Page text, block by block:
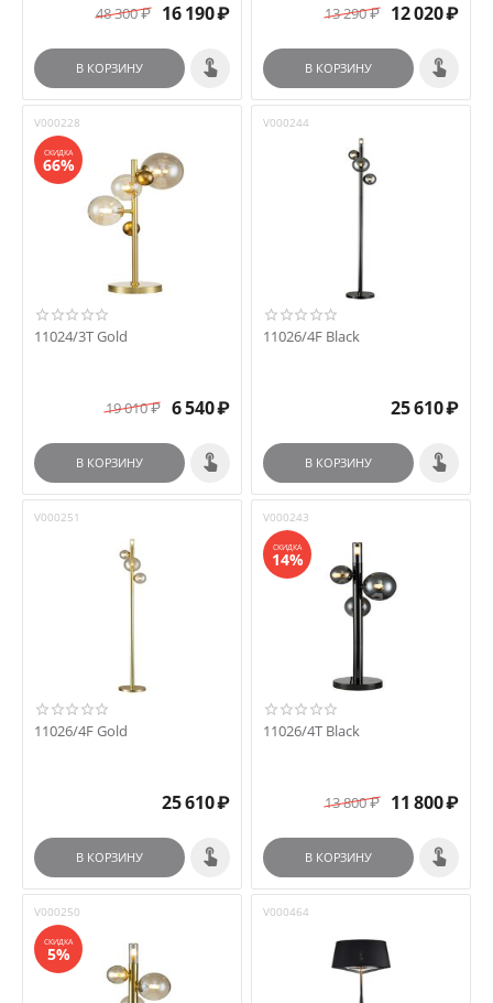
48 300₽ 16 190₽
В КОРЗИНУ
13 290₽ 12 020₽
В КОРЗИНУ
V000228
СКИДКА
66%
11024/3T Gold
19 010₽ 6 540₽
В КОРЗИНУ
V000244
11026/4F Black
25 610₽
В КОРЗИНУ
V000251
11026/4F Gold
25 610₽
В КОРЗИНУ
V000243
СКИДКА
14%
11026/4T Black
13 800₽ 11 800₽
В КОРЗИНУ
V000250
СКИДКА
5%
V000464